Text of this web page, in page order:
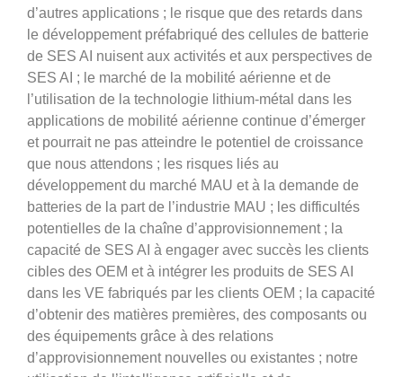
d’autres applications ; le risque que des retards dans
le développement préfabriqué des cellules de batterie
de SES AI nuisent aux activités et aux perspectives de
SES AI ; le marché de la mobilité aérienne et de
l’utilisation de la technologie lithium-métal dans les
applications de mobilité aérienne continue d’émerger
et pourrait ne pas atteindre le potentiel de croissance
que nous attendons ; les risques liés au
développement du marché MAU et à la demande de
batteries de la part de l’industrie MAU ; les difficultés
potentielles de la chaîne d’approvisionnement ; la
capacité de SES AI à engager avec succès les clients
cibles des OEM et à intégrer les produits de SES AI
dans les VE fabriqués par les clients OEM ; la capacité
d’obtenir des matières premières, des composants ou
des équipements grâce à des relations
d’approvisionnement nouvelles ou existantes ; notre